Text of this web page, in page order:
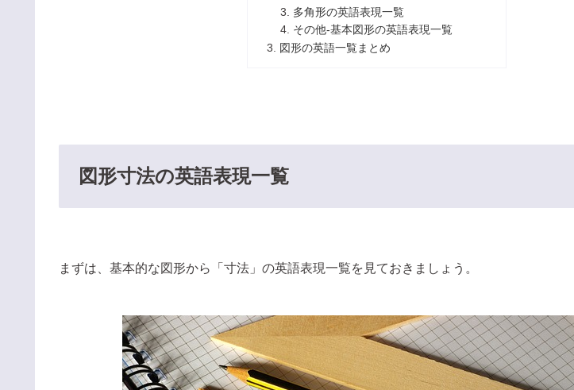
多角形の英語表現一覧
その他-基本図形の英語表現一覧
図形の英語一覧まとめ
図形寸法の英語表現一覧
まずは、基本的な図形から「寸法」の英語表現一覧を見ておきましょう。